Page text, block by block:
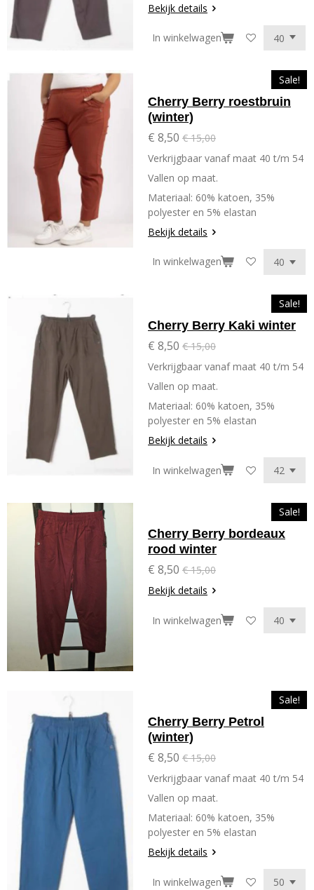
Bekijk details
In winkelwagen
Sale!
Cherry Berry roestbruin
(winter)
€ 8,50 € 15,00
Verkrijgbaar vanaf maat 40 t/m 54
Vallen op maat.
Materiaal: 60% katoen, 35%
polyester en 5% elastan
Bekijk details
In winkelwagen
Sale!
Cherry Berry Kaki winter
€ 8,50 € 15,00
Verkrijgbaar vanaf maat 40 t/m 54
Vallen op maat.
Materiaal: 60% katoen, 35%
polyester en 5% elastan
Bekijk details
In winkelwagen
Sale!
Cherry Berry bordeaux
rood winter
€ 8,50 € 15,00
Bekijk details
In winkelwagen
Sale!
Cherry Berry Petrol
(winter)
€ 8,50 € 15,00
Verkrijgbaar vanaf maat 40 t/m 54
Vallen op maat.
Materiaal: 60% katoen, 35%
polyester en 5% elastan
Bekijk details
In winkelwagen